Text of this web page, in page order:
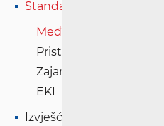
Standardne ponude
Međupovezivanje
Pristup mreži
Zajamčeni kapacitet
EKI
Izvješća